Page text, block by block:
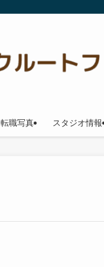
転職写真 スタジオ情報